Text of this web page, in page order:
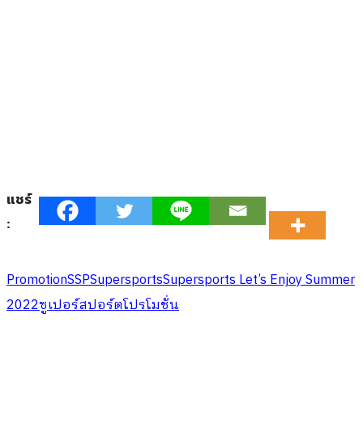
แชร์
:
PromotionSSPSupersportsSupersports Let’s Enjoy Summer
2022ซูเปอร์สปอร์ตโปรโมชั่น